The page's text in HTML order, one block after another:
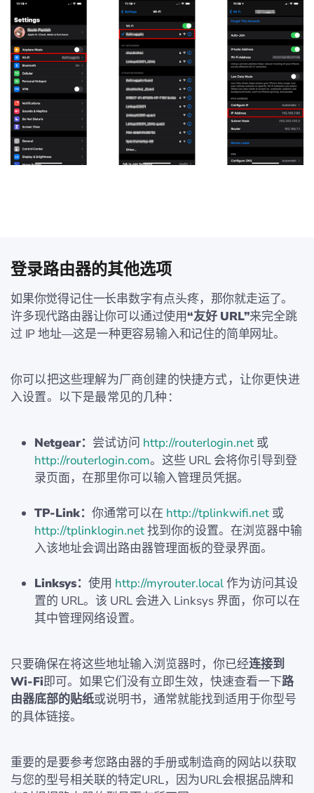
登录路由器的其他选项
如果你觉得记住一长串数字有点头疼，那你就走运了。
许多现代路由器让你可以通过使用“友好 URL”来完全跳
过 IP 地址—这是一种更容易输入和记住的简单网址。
你可以把这些理解为厂商创建的快捷方式，让你更快进
入设置。以下是最常见的几种：
Netgear： 尝试访问 http://routerlogin.net 或
http://routerlogin.com。这些 URL 会将你引导到登
录页面，在那里你可以输入管理员凭据。
TP-Link： 你通常可以在 http://tplinkwifi.net 或
http://tplinklogin.net找到你的设置。在浏览器中输
入该地址会调出路由器管理面板的登录界面。
Linksys： 使用 http://myrouter.local作为访问其设
置的 URL。该 URL 会进入 Linksys 界面，你可以在
其中管理网络设置。
只要确保在将这些地址输入浏览器时，你已经连接到
Wi-Fi即可。如果它们没有立即生效，快速查看一下路
由器底部的贴纸或说明书，通常就能找到适用于你型号
的具体链接。
重要的是要参考您路由器的手册或制造商的网站以获取
与您的型号相关联的特定URL，因为URL会根据品牌和